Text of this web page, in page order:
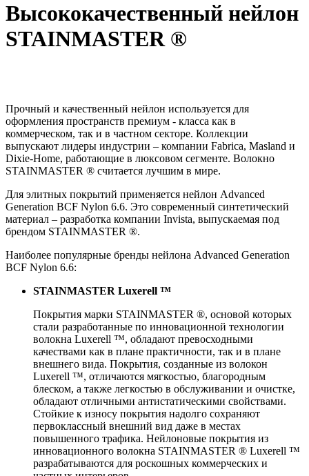
Высококачественный нейлон
STAINMASTER ®
Прочный и качественный нейлон используется для
оформления пространств премиум - класса как в
коммерческом, так и в частном секторе. Коллекции
выпускают лидеры индустрии – компании Fabrica, Masland и
Dixie-Home, работающие в люксовом сегменте. Волокно
STAINMASTER ® считается лучшим в мире.
Для элитных покрытий применяется нейлон Advanced
Generation BCF Nylon 6.6. Это современный синтетический
материал – разработка компании Invista, выпускаемая под
брендом STAINMASTER ®.
Наиболее популярные бренды нейлона Advanced Generation
BCF Nylon 6.6:
STAINMASTER Luxerell ™
Покрытия марки STAINMASTER ®, основой которых
стали разработанные по инновационной технологии
волокна Luxerell ™, обладают превосходными
качествами как в плане практичности, так и в плане
внешнего вида. Покрытия, созданные из волокон
Luxerell ™, отличаются мягкостью, благородным
блеском, а также легкостью в обслуживании и очистке,
обладают отличными антистатическими свойствами.
Стойкие к износу покрытия надолго сохраняют
первоклассный внешний вид даже в местах
повышенного трафика. Нейлоновые покрытия из
инновационного волокна STAINMASTER ® Luxerell ™
разрабатываются для роскошных коммерческих и